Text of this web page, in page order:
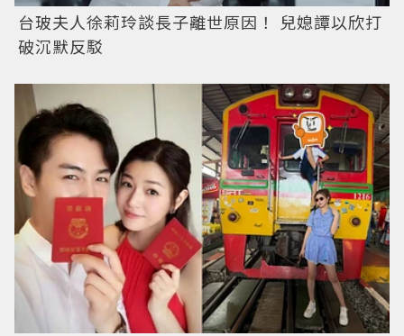
台玻夫人徐莉玲談長子離世原因！ 兒媳譚以欣打
破沉默反駁